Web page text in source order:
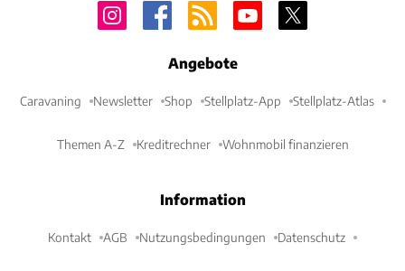
Angebote
Caravaning Newsletter Shop Stellplatz-App Stellplatz-Atlas
Themen A-Z Kreditrechner Wohnmobil finanzieren
Information
Kontakt AGB Nutzungsbedingungen Datenschutz